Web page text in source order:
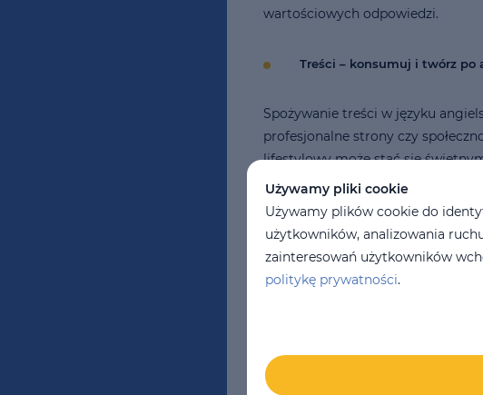
wartościowych odpowiedzi.
Treści – konsumuj i twórz po
Spożywanie treści w języku
profesjonalne strony czy
lifestylowy może stać się
Subskrybuj Jamiego Olivera,
brytyjski, jak i amerykański –
Beckham ma kurczaki i uprawia
codziennego!
umiejętności językowych, pisanie
twórcze myślenie. 🚀
Używamy pliki cookie
Używamy plików cookie do
użytkowników, analizowania
zainteresowań użytkowników
politykę prywatności.